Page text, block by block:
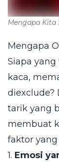
Mengapa Kita
Mengapa
Siapa
kaca,
diexclude?
tarik yang
membuat
faktor
1. Emosi